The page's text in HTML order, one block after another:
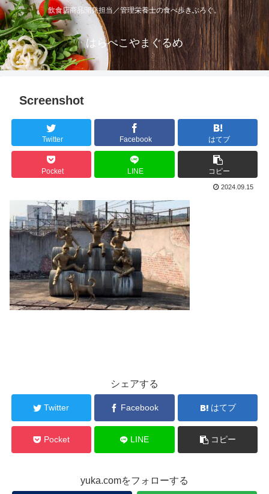
飲食店商品開発担当／管理栄養士の食べ歩きぶろぐ。
はらぺこやまぐるめ
Screenshot
Twitter Facebook はてブ
Pocket LINE コピー
2024.09.15
シェアする
Twitter Facebook はてブ
Pocket LINE コピー
yuka.comをフォローする